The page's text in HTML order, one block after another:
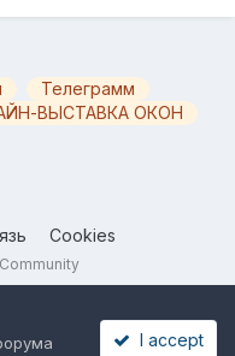
Телеграмм
ВЫСТАВКА ОКОН
Cookies
I accept